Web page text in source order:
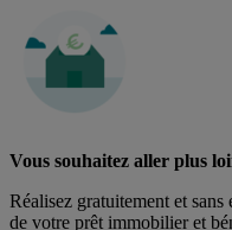
Vous souhaitez aller plus
Réalisez gratuitement et sans
de votre prêt immobilier et